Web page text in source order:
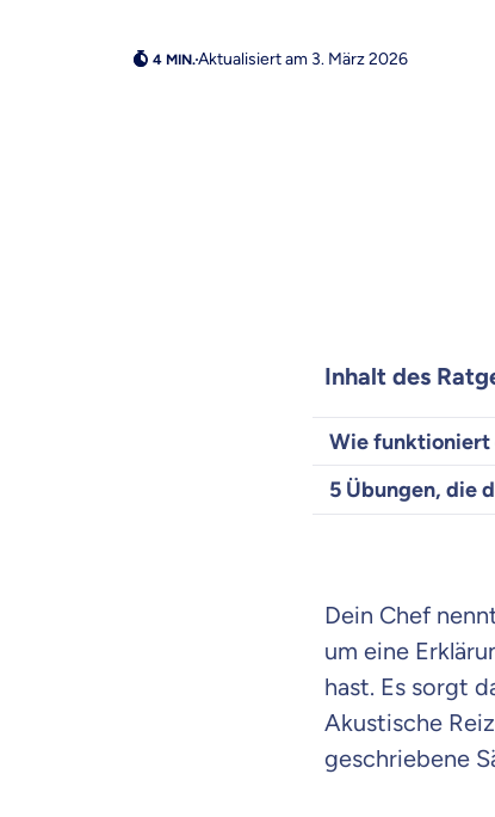
Aktualisiert am 3. März 2026
Inhalt des
Wie funktioniert
5 Übungen, die
Dein Chef
um eine
hast. Es sorgt
Akustische
geschriebene